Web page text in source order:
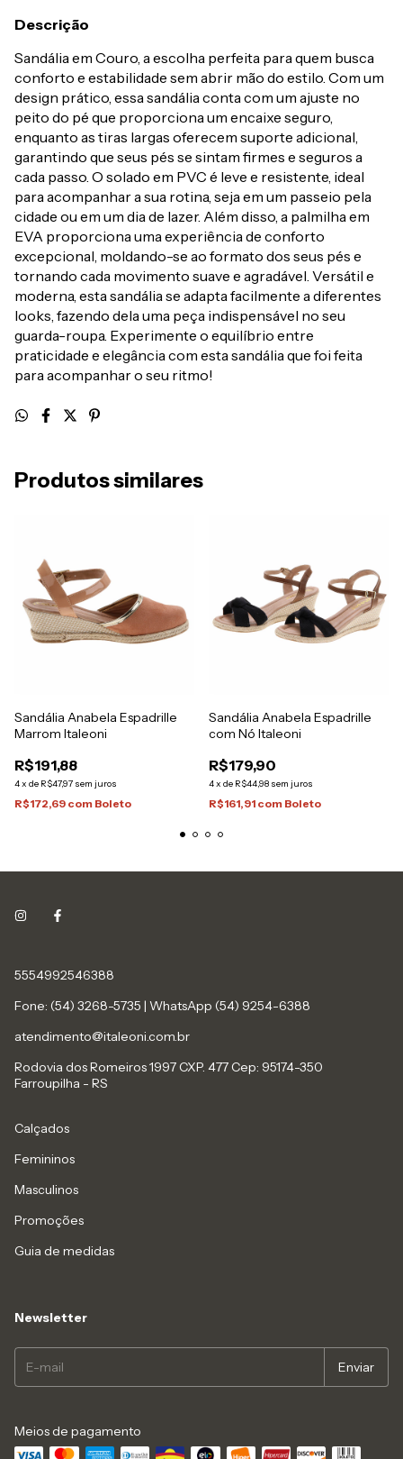
Descrição
Sandália em Couro, a escolha perfeita para quem busca
conforto e estabilidade sem abrir mão do estilo. Com um
design prático, essa sandália conta com um ajuste no
peito do pé que proporciona um encaixe seguro,
enquanto as tiras largas oferecem suporte adicional,
garantindo que seus pés se sintam firmes e seguros a
cada passo. O solado em PVC é leve e resistente, ideal
para acompanhar a sua rotina, seja em um passeio pela
cidade ou em um dia de lazer. Além disso, a palmilha em
EVA proporciona uma experiência de conforto
excepcional, moldando-se ao formato dos seus pés e
tornando cada movimento suave e agradável. Versátil e
moderna, esta sandália se adapta facilmente a diferentes
looks, fazendo dela uma peça indispensável no seu
guarda-roupa. Experimente o equilíbrio entre
praticidade e elegância com esta sandália que foi feita
para acompanhar o seu ritmo!
Produtos similares
Sandália Anabela Espadrille
Marrom Italeoni
R$191,88
4x de R$47,97 sem juros
R$172,69 com Boleto
Sandália Anabela Espadrille
com Nó Italeoni
R$179,90
4x de R$44,98 sem juros
R$161,91 com Boleto
5554992546388
Fone: (54) 3268-5735 | WhatsApp (54) 9254-6388
atendimento@italeoni.com.br
Rodovia dos Romeiros 1997 CXP. 477 Cep: 95174-350
Farroupilha - RS
Calçados
Femininos
Masculinos
Promoções
Guia de medidas
Newsletter
Meios de pagamento